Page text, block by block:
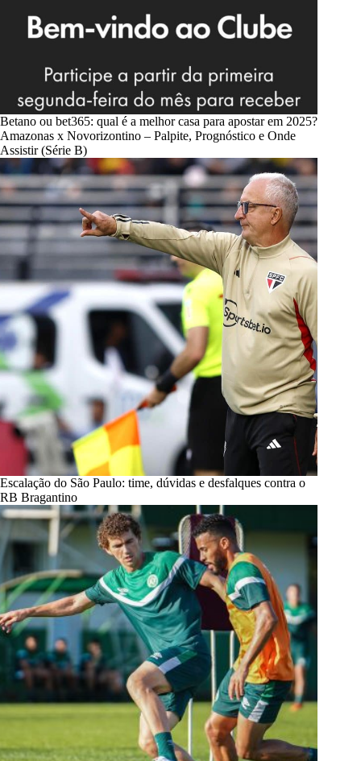
Betano ou bet365: qual é a melhor casa para apostar em 2025?
Amazonas x Novorizontino – Palpite, Prognóstico e Onde
Assistir (Série B)
Escalação do São Paulo: time, dúvidas e desfalques contra o
RB Bragantino